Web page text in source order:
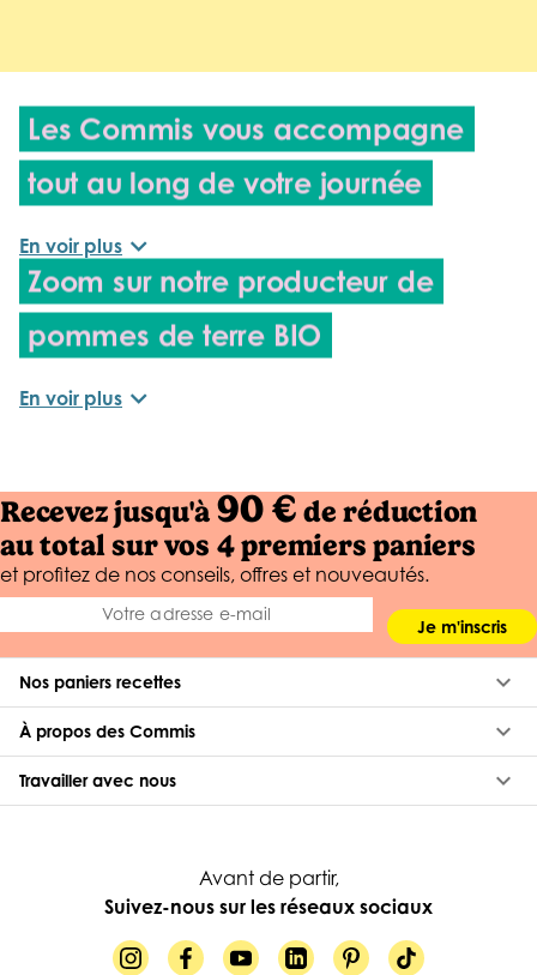
Les Commis vous accompagne
tout au long de votre journée
En voir plus expand_more
Zoom sur notre producteur de
pommes de terre BIO
En voir plus expand_more
Recevez jusqu'à 90 €de réduction
au total sur vos 4 premiers paniers
et profitez de nos conseils, offres et nouveautés.
Je m'inscris
Nos paniers recettes keyboard_arrow_down
À propos des Commis keyboard_arrow_down
Travailler avec nous keyboard_arrow_down
Avant de partir,
Suivez-nous sur les réseaux sociaux